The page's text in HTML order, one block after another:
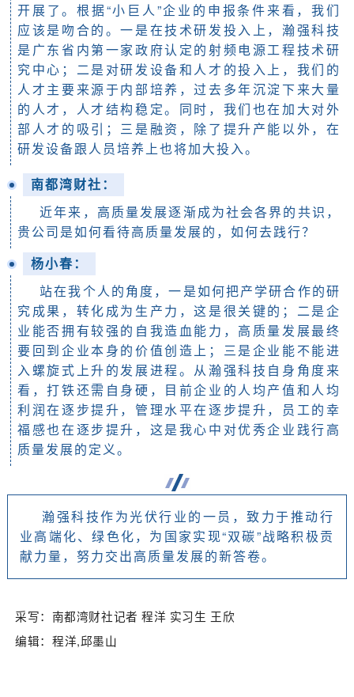
开展了。根据“小巨人”企业的申报条件来看，我们
应该是吻合的。一是在技术研发投入上，瀚强科技
是广东省内第一家政府认定的射频电源工程技术研
究中心；二是对研发设备和人才的投入上，我们的
人才主要来源于内部培养，过去多年沉淀下来大量
的人才，人才结构稳定。同时，我们也在加大对外
部人才的吸引；三是融资，除了提升产能以外，在
研发设备跟人员培养上也将加大投入。
南都湾财社：
近年来，高质量发展逐渐成为社会各界的共识，
贵公司是如何看待高质量发展的，如何去践行？
杨小春：
站在我个人的角度，一是如何把产学研合作的研
究成果，转化成为生产力，这是很关键的；二是企
业能否拥有较强的自我造血能力，高质量发展最终
要回到企业本身的价值创造上；三是企业能不能进
入螺旋式上升的发展进程。从瀚强科技自身角度来
看，打铁还需自身硬，目前企业的人均产值和人均
利润在逐步提升，管理水平在逐步提升，员工的幸
福感也在逐步提升，这是我心中对优秀企业践行高
质量发展的定义。
瀚强科技作为光伏行业的一员，致力于推动行
业高端化、绿色化，为国家实现“双碳”战略积极贡
献力量，努力交出高质量发展的新答卷。
采写：南都湾财社记者 程洋 实习生 王欣
编辑：程洋,邱墨山